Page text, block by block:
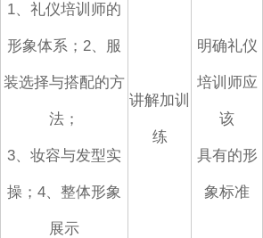
1、礼仪培训师的
形象体系；2、服
装选择与搭配的方
法；
3、妆容与发型实
操；4、整体形象
展示
讲解加训
练
明确礼仪
培训师应
该
具有的形
象标准